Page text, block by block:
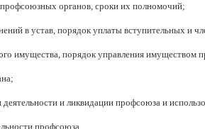
органов, сроки их полномочий;
в устав, порядок уплаты вступительных и
имущества, порядок управления имуществом
и ликвидации профсоюза и
профсоюза.